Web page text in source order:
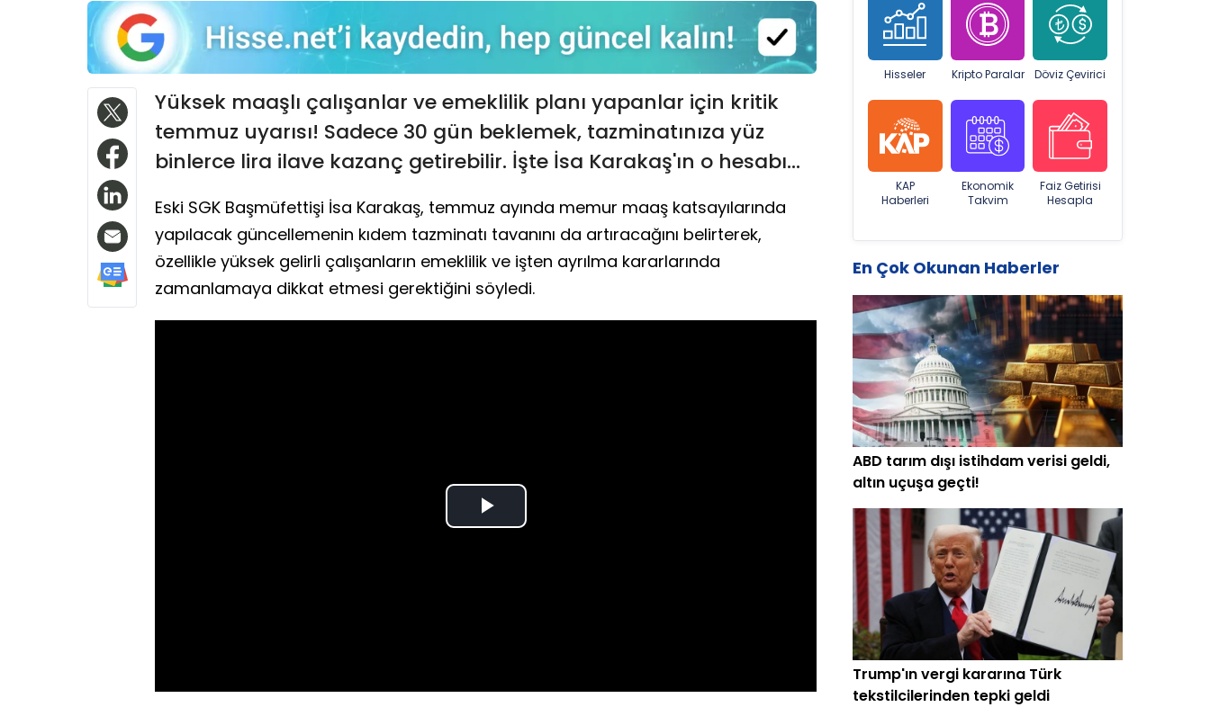
Yüksek maaşlı çalışanlar ve emeklilik planı yapanlar için kritik
temmuz uyarısı! Sadece 30 gün beklemek, tazminatınıza yüz
binlerce lira ilave kazanç getirebilir. İşte İsa Karakaş'ın o hesabı...
Eski SGK Başmüfettişi İsa Karakaş, temmuz ayında memur maaş katsayılarında
yapılacak güncellemenin kıdem tazminatı tavanını da artıracağını belirterek,
özellikle yüksek gelirli çalışanların emeklilik ve işten ayrılma kararlarında
zamanlamaya dikkat etmesi gerektiğini söyledi.
Play
Hisseler Kripto Paralar Döviz Çevirici
KAP
Haberleri
Ekonomik
Takvim
Faiz Getirisi
Hesapla
En Çok Okunan Haberler
ABD tarım dışı istihdam verisi geldi,
altın uçuşa geçti!
Trump'ın vergi kararına Türk
tekstilcilerinden tepki geldi